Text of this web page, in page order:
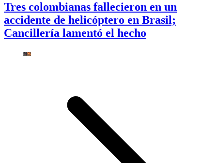
Tres colombianas fallecieron en un
accidente de helicóptero en Brasil;
Cancillería lamentó el hecho